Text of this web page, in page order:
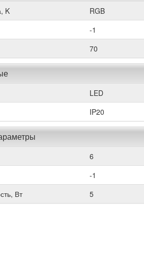
K
RGB
-1
70
LED
IP20
6
-1
Вт
5